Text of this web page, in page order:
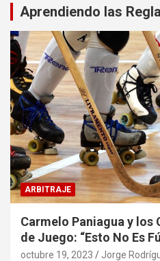
Aprendiendo las
ARBITRAJE
Carmelo Paniagua y los
de Juego: “Esto No Es
octubre 19, 2023 Jorge